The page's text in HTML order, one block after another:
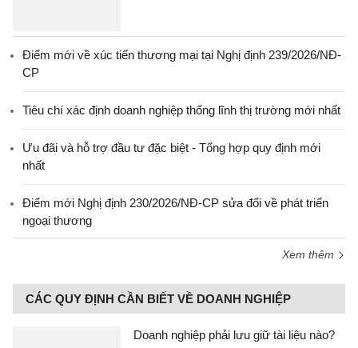
Điểm mới về xúc tiến thương mại tại Nghị định 239/2026/NĐ-
CP
Tiêu chí xác định doanh nghiệp thống lĩnh thị trường mới nhất
Ưu đãi và hỗ trợ đầu tư đặc biệt - Tổng hợp quy định mới
nhất
Điểm mới Nghị định 230/2026/NĐ-CP sửa đổi về phát triển
ngoại thương
Xem thêm
CÁC QUY ĐỊNH CẦN BIẾT VỀ DOANH NGHIỆP
Doanh nghiệp phải lưu giữ tài liệu nào?